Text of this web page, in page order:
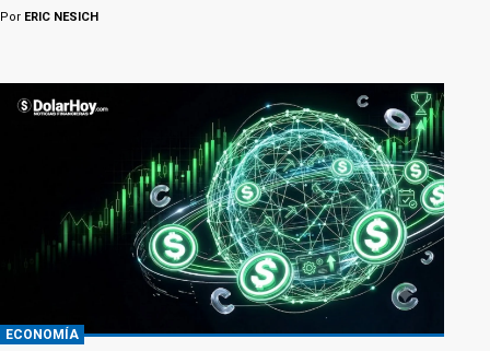
Por ERIC NESICH
ECONOMÍA